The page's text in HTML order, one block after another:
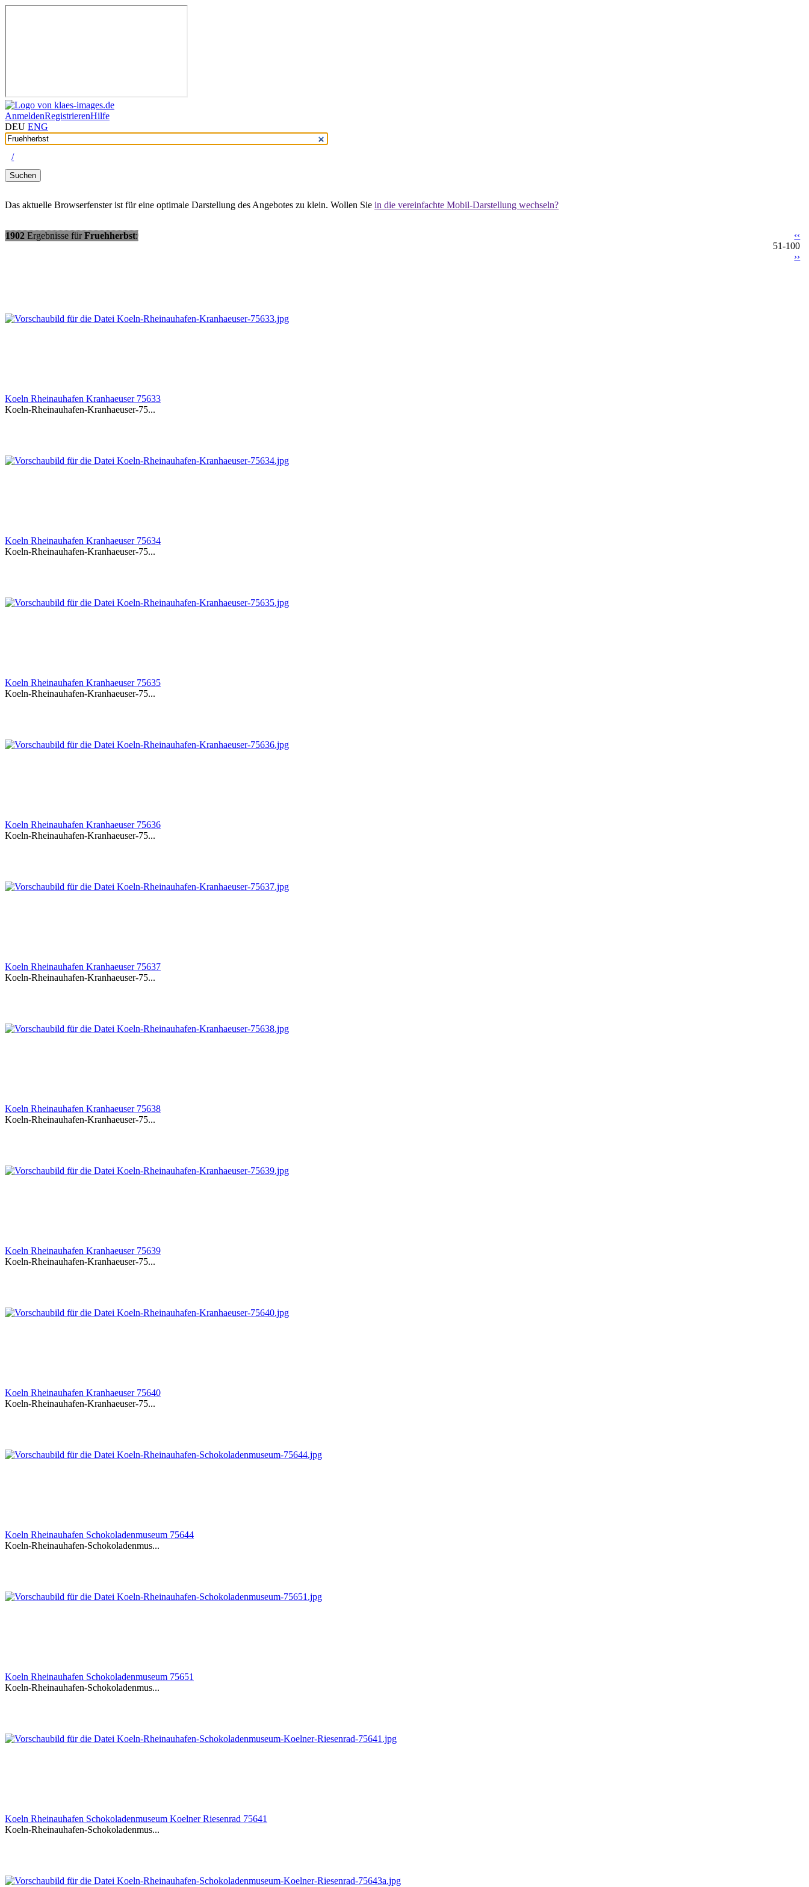
AnmeldenRegistrierenHilfe
DEU ENG
/
Suchen
Das aktuelle Browserfenster ist für eine optimale Darstellung des Angebotes zu klein. Wollen Sie in die vereinfachte Mobil-Darstellung wechseln?
1902 Ergebnisse fürFruehherbst:
‹‹
51-100
››
Koeln Rheinauhafen Kranhaeuser 75633
Koeln-Rheinauhafen-Kranhaeuser-75...
Koeln Rheinauhafen Kranhaeuser 75634
Koeln-Rheinauhafen-Kranhaeuser-75...
Koeln Rheinauhafen Kranhaeuser 75635
Koeln-Rheinauhafen-Kranhaeuser-75...
Koeln Rheinauhafen Kranhaeuser 75636
Koeln-Rheinauhafen-Kranhaeuser-75...
Koeln Rheinauhafen Kranhaeuser 75637
Koeln-Rheinauhafen-Kranhaeuser-75...
Koeln Rheinauhafen Kranhaeuser 75638
Koeln-Rheinauhafen-Kranhaeuser-75...
Koeln Rheinauhafen Kranhaeuser 75639
Koeln-Rheinauhafen-Kranhaeuser-75...
Koeln Rheinauhafen Kranhaeuser 75640
Koeln-Rheinauhafen-Kranhaeuser-75...
Koeln Rheinauhafen Schokoladenmuseum 75644
Koeln-Rheinauhafen-Schokoladenmus...
Koeln Rheinauhafen Schokoladenmuseum 75651
Koeln-Rheinauhafen-Schokoladenmus...
Koeln Rheinauhafen Schokoladenmuseum Koelner Riesenrad 75641
Koeln-Rheinauhafen-Schokoladenmus...